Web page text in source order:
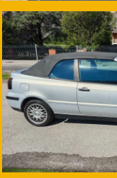
anche per questo
trasparenza, ma non